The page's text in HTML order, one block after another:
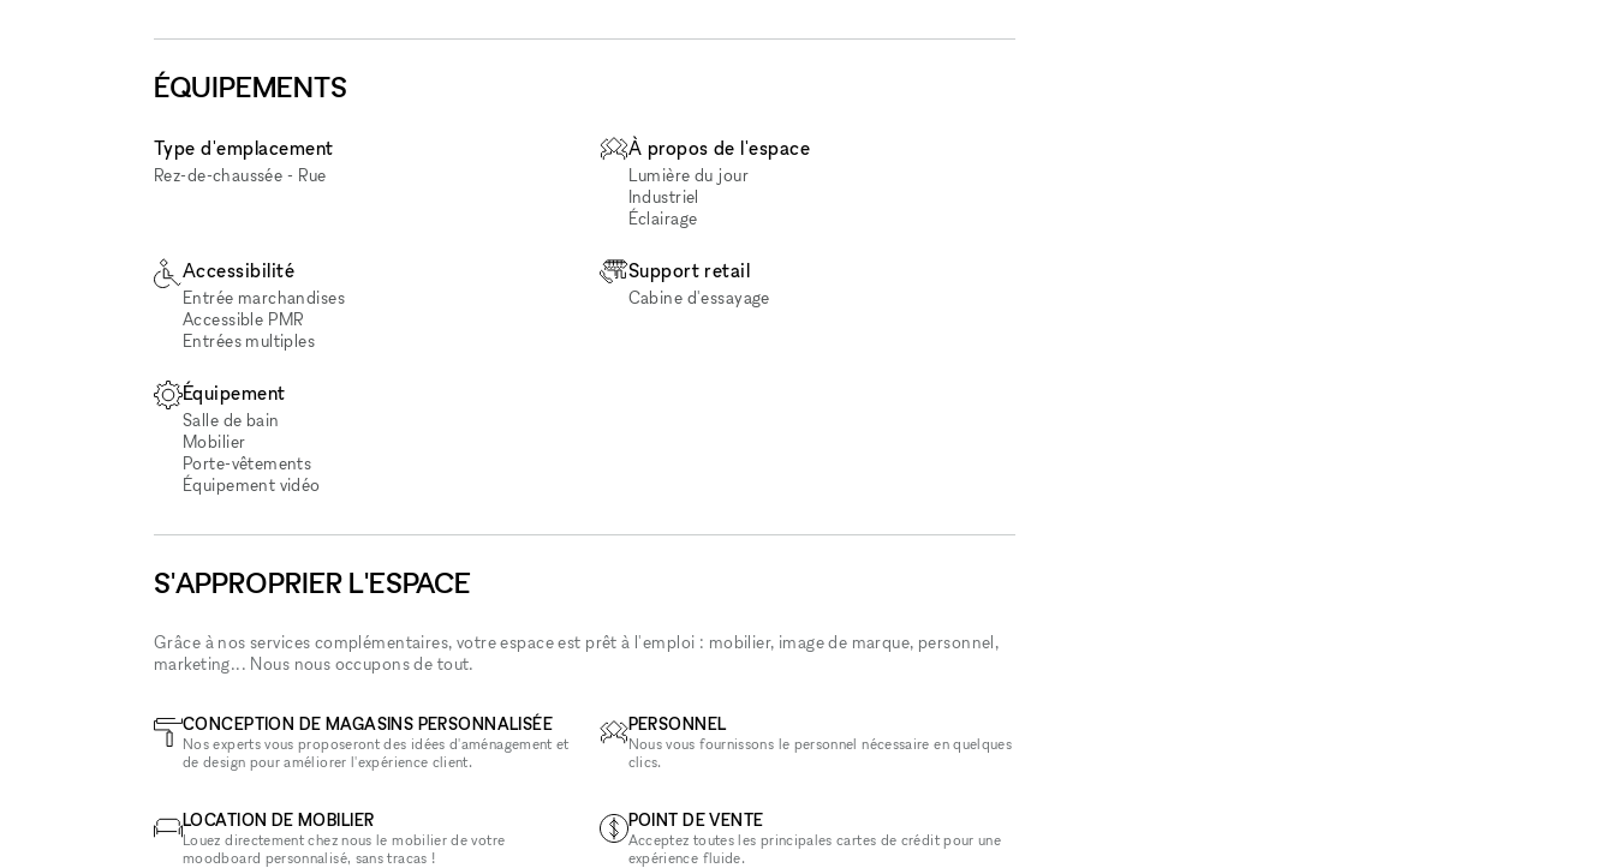
ÉQUIPEMENTS
Type d'emplacement
Rez-de-chaussée - Rue
À propos de l'espace
Lumière du jour
Industriel
Éclairage
Accessibilité
Entrée marchandises
Accessible PMR
Entrées multiples
Support retail
Cabine d'essayage
Équipement
Salle de bain
Mobilier
Porte-vêtements
Équipement vidéo
S'APPROPRIER L'ESPACE
Grâce à nos services complémentaires, votre espace est prêt à l'emploi : mobilier, image de marque, personnel,
marketing... Nous nous occupons de tout.
CONCEPTION DE MAGASINS PERSONNALISÉE
Nos experts vous proposeront des idées d'aménagement et
de design pour améliorer l'expérience client.
LOCATION DE MOBILIER
Louez directement chez nous le mobilier de votre
moodboard personnalisé, sans tracas !
PERSONNEL
Nous vous fournissons le personnel nécessaire en quelques
clics.
POINT DE VENTE
Acceptez toutes les principales cartes de crédit pour une
expérience fluide.